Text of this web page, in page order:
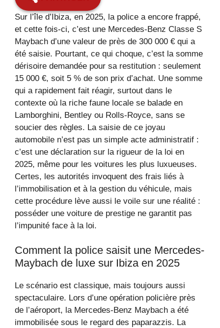
Sur l’île d’Ibiza, en 2025, la police a encore frappé,
et cette fois-ci, c’est une Mercedes-Benz Classe S
Maybach d’une valeur de près de 300 000 € qui a
été saisie. Pourtant, ce qui choque, c’est la somme
dérisoire demandée pour sa restitution : seulement
15 000 €, soit 5 % de son prix d’achat. Une somme
qui a rapidement fait réagir, surtout dans le
contexte où la riche faune locale se balade en
Lamborghini, Bentley ou Rolls-Royce, sans se
soucier des règles. La saisie de ce joyau
automobile n’est pas un simple acte administratif :
c’est une déclaration sur la rigueur de la loi en
2025, même pour les voitures les plus luxueuses.
Certes, les autorités invoquent des frais liés à
l’immobilisation et à la gestion du véhicule, mais
cette procédure lève aussi le voile sur une réalité :
posséder une voiture de prestige ne garantit pas
l’impunité face à la loi.
Comment la police saisit une Mercedes-
Maybach de luxe sur Ibiza en 2025
Le scénario est classique, mais toujours aussi
spectaculaire. Lors d’une opération policière près
de l’aéroport, la Mercedes-Benz Maybach a été
immobilisée sous le regard des paparazzis. La